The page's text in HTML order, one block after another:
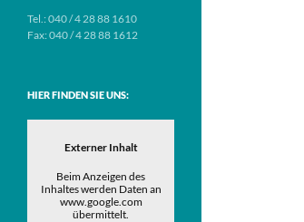
Tel.: 040 / 4 28 88 1610
Fax: 040 / 4 28 88 1612
HIER FINDEN SIE UNS:
Externer Inhalt
Beim Anzeigen des
Inhaltes werden Daten an
www.google.com
übermittelt.